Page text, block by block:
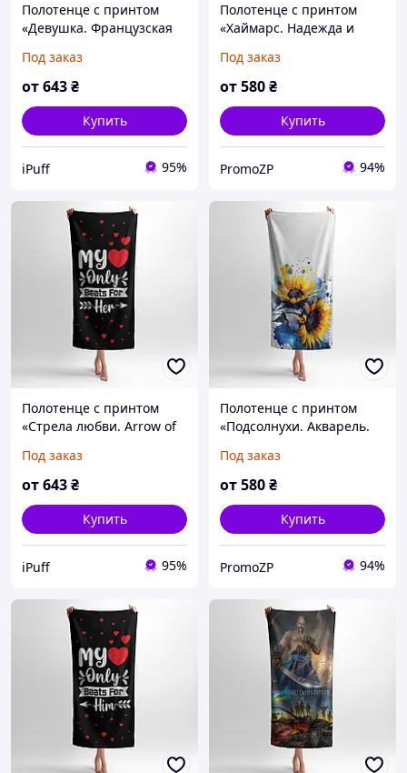
Полотенце с принтом
«Девушка. Французская
Под заказ
от643₴
Купить
iPuff 95%
Полотенце с принтом
«Хаймарс. Надежда и
Под заказ
от580₴
Купить
PromoZP 94%
Полотенце с принтом
«Стрела любви. Arrow of
Под заказ
от643₴
Купить
iPuff 95%
Полотенце с принтом
«Подсолнухи. Акварель.
Под заказ
от580₴
Купить
PromoZP 94%